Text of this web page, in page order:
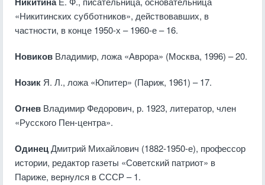
«Никитинских субботников», действовавших, в
частности, в конце 1950-х – 1960-е – 16.
Новиков Владимир, ложа «Аврора» (Москва, 1996) – 20.
Нозик Я. Л., ложа «Юпитер» (Париж, 1961) – 17.
Огнев Владимир Федорович, р. 1923, литератор, член
«Русского Пен-центра».
ОдинецДмитрий Михайлович (1882-1950-е), профессор
истории, редактор газеты «Советский патриот» в
Париже, вернулся в СССР – 1.